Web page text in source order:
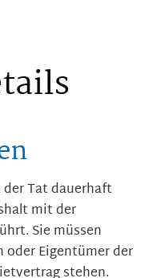
Tat dauerhaft
mit der
Sie müssen
Eigentümer der